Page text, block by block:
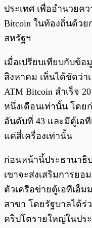
ประเทศ เพื่ออำนวยค
Bitcoin ในท้องถิ่นด้วย
สหรัฐฯ
เมื่อเปรียบเทียบกับข้อ
สิงหาคม เห็นได้ชัดว่า
ATM Bitcoin สำเร็จ
หนึ่งเดือนเท่านั้น โดย
อันดับที่ 43 และมีตู้เอที
แค่สี่เครื่องเท่านั้น
ก่อนหน้านี้ประธานาธิ
เขาจะส่งเสริมการยอ
ตัวเครือข่ายตู้เอทีเอ็ม
สาขา โดยรัฐบาลได้ร่
คริปโตรายใหญ่ในปร